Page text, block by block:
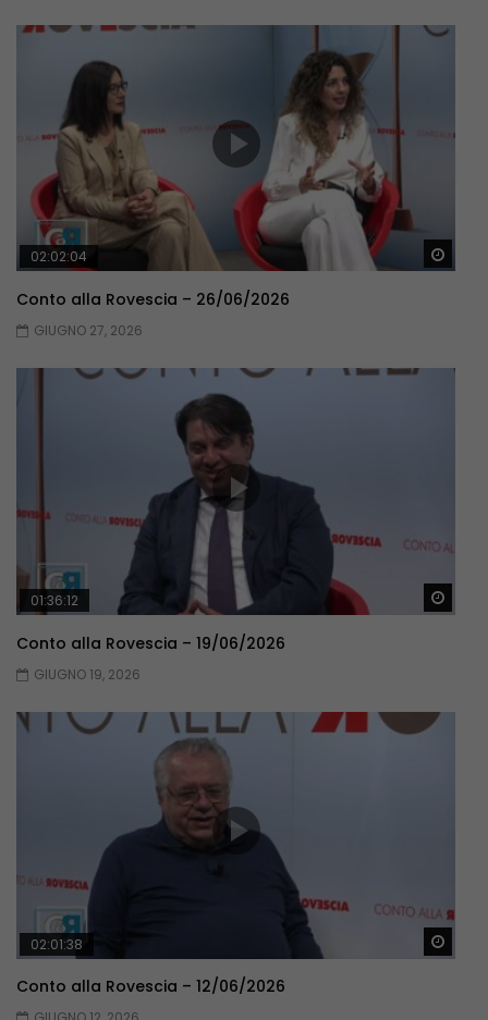
02:02:04
Conto alla Rovescia – 26/06/2026
GIUGNO 27, 2026
01:36:12
Conto alla Rovescia – 19/06/2026
GIUGNO 19, 2026
02:01:38
Conto alla Rovescia – 12/06/2026